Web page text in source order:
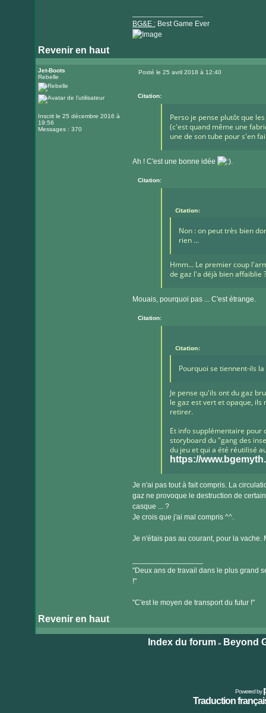
BG&E :Best Game Ever
Revenir en haut
Visiter
le
Jet-Boots
Rebelle
Inscrit le 25 décembre 2016 à
19:56
Messages : 370
Posté le 25 avril 2018 à 12:40
Citation:
Perso je pense plutôt que
(c'est quand même une
une de son tube pour s'en
Ah ! C'est une bonne idée .
Citation:
Citation:
Non : on peut très bien
rien ...
Hmm… Le premier coup
de gaz l'a déjà bien affaiblie ?
Mouais, pourquoi pas ... C'est étrange.
Citation:
Citation:
Pourquoi se tiennent-ils
Je pense qu'ils ont du gaz
le gaz est vert et opaque,
retirer.
Et info supplémentaire pour
storyboard du "gang des
du jeu et qui a été réutilisé
https://
Je n'ai pas tout à fait compris. La
gaz ne provoque le destruction de
casque ... ?
Je crois que j'ai mal compris ^^.
Je n'étais pas au courant, pour la vache.
"Deux ans de travail dans le plus grand
!"
"C'est le moyen de transport du futur !"
Revenir en haut
Index du forum» Beyond
Powered by
Traduction